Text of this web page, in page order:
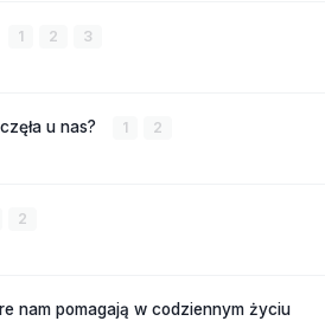
1 2 3
u nas? 1 2
2
nam pomagają w codziennym życiu